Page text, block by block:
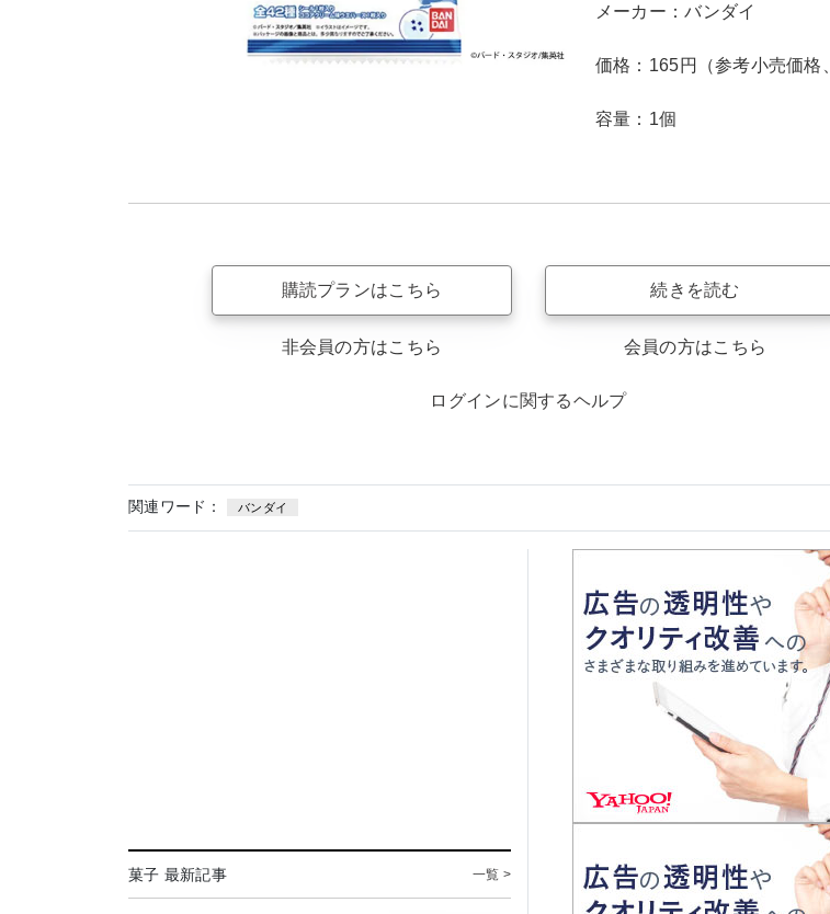
メーカー：バンダイ
価格：165円（参考小売価格
容量：1個
購読プランはこちら
非会員の方はこちら
続きを読む
会員の方はこちら
ログインに関するヘルプ
関連ワード： バンダイ
菓子 最新記事 一覧 >